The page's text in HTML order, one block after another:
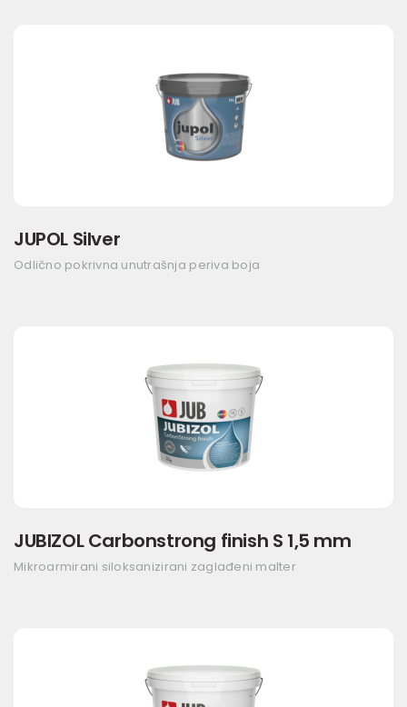
JUPOL Silver
Odlično pokrivna unutrašnja periva boja
JUBIZOL Carbonstrong finish S 1,5 mm
Mikroarmirani siloksanizirani zaglađeni malter